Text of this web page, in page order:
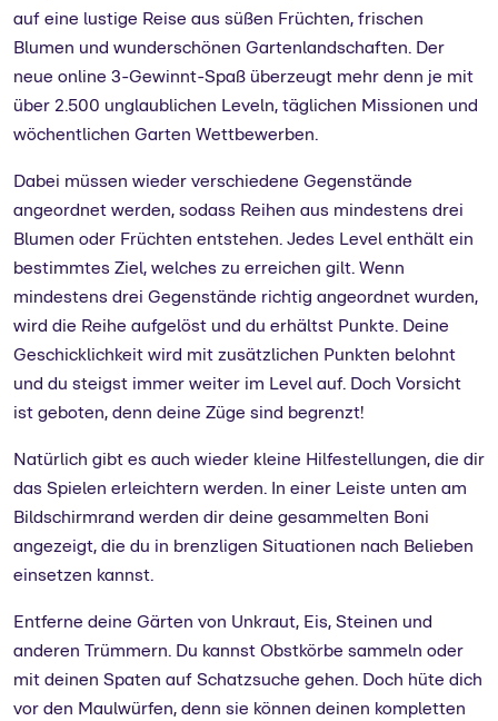
auf eine lustige Reise aus süßen Früchten, frischen
Blumen und wunderschönen Gartenlandschaften. Der
neue online 3-Gewinnt-Spaß überzeugt mehr denn je mit
über 2.500 unglaublichen Leveln, täglichen Missionen und
wöchentlichen Garten Wettbewerben.
Dabei müssen wieder verschiedene Gegenstände
angeordnet werden, sodass Reihen aus mindestens drei
Blumen oder Früchten entstehen. Jedes Level enthält ein
bestimmtes Ziel, welches zu erreichen gilt. Wenn
mindestens drei Gegenstände richtig angeordnet wurden,
wird die Reihe aufgelöst und du erhältst Punkte. Deine
Geschicklichkeit wird mit zusätzlichen Punkten belohnt
und du steigst immer weiter im Level auf. Doch Vorsicht
ist geboten, denn deine Züge sind begrenzt!
Natürlich gibt es auch wieder kleine Hilfestellungen, die dir
das Spielen erleichtern werden. In einer Leiste unten am
Bildschirmrand werden dir deine gesammelten Boni
angezeigt, die du in brenzligen Situationen nach Belieben
einsetzen kannst.
Entferne deine Gärten von Unkraut, Eis, Steinen und
anderen Trümmern. Du kannst Obstkörbe sammeln oder
mit deinen Spaten auf Schatzsuche gehen. Doch hüte dich
vor den Maulwürfen, denn sie können deinen kompletten